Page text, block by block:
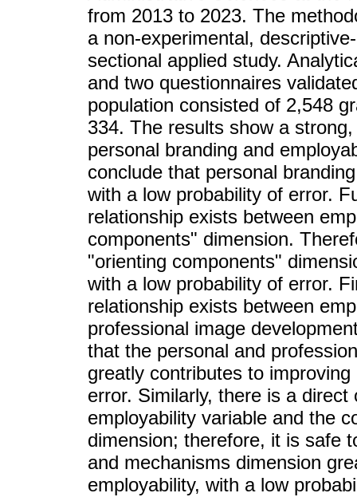
from 2013 to 2023. The
a non-experimental,
sectional applied study.
and two questionnaires
population consisted of 2,548
334. The results show a
personal branding and
conclude that personal
with a low probability of error.
relationship exists between
components" dimension.
"orienting components"
with a low probability of error.
relationship exists between
professional image
that the personal and
greatly contributes to
error. Similarly, there is a
employability variable and the
dimension; therefore, it is safe
and mechanisms dimension
employability, with a low